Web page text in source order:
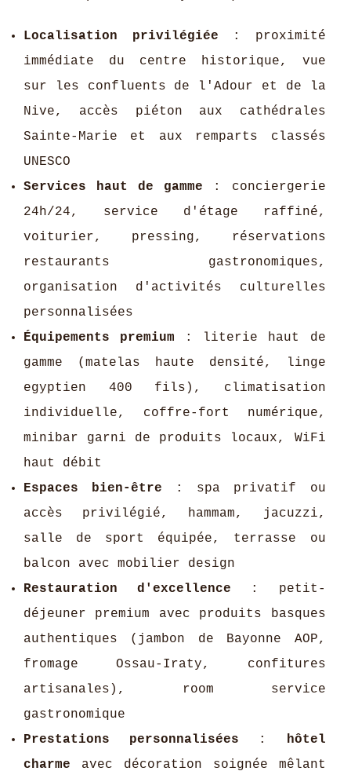
Localisation privilégiée : proximité
immédiate du centre historique, vue
sur les confluents de l'Adour et de la
Nive, accès piéton aux cathédrales
Sainte-Marie et aux remparts classés
UNESCO
Services haut de gamme : conciergerie
24h/24, service d'étage raffiné,
voiturier, pressing, réservations
restaurants gastronomiques,
organisation d'activités culturelles
personnalisées
Équipements premium : literie haut de
gamme (matelas haute densité, linge
egyptien 400 fils), climatisation
individuelle, coffre-fort numérique,
minibar garni de produits locaux, WiFi
haut débit
Espaces bien-être : spa privatif ou
accès privilégié, hammam, jacuzzi,
salle de sport équipée, terrasse ou
balcon avec mobilier design
Restauration d'excellence : petit-
déjeuner premium avec produits basques
authentiques (jambon de Bayonne AOP,
fromage Ossau-Iraty, confitures
artisanales), room service
gastronomique
Prestations personnalisées : hôtel
charme avec décoration soignée mêlant